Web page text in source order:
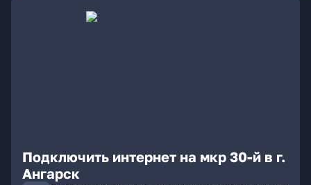
Подключить интернет на мкр 30-й в г.
Ангарск